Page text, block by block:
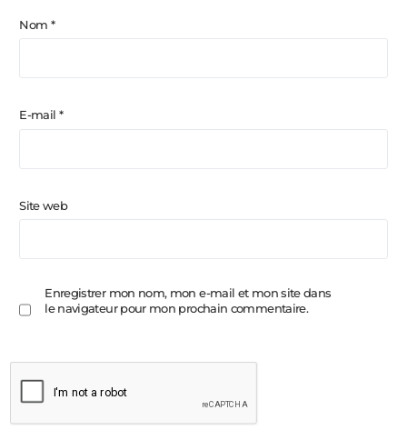
Nom *
E-mail *
Site web
Enregistrer mon nom, mon e-mail et mon site dans
le navigateur pour mon prochain commentaire.